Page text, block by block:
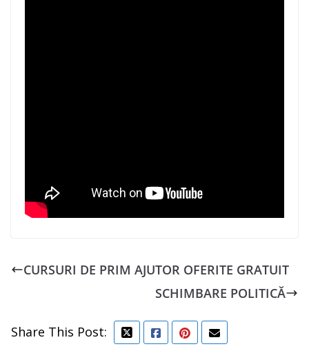
CURSURI DE PRIM AJUTOR OFERITE GRATUIT
SCHIMBARE POLITICĂ
Share This Post: